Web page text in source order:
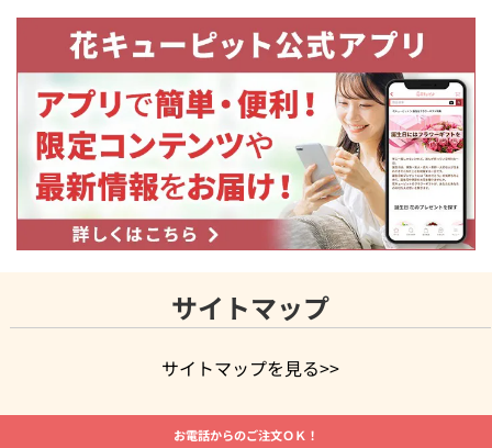
サイトマップ
サイトマップを見る>>
よく贈られる花
お祝いの花特集
誕生日フラワーギフト特集
8月の誕生花(トルコキキョウ)
開店・開業祝い
お電話からのご注文ＯＫ！